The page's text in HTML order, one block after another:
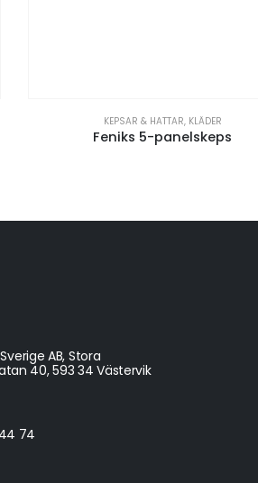
KEPSAR & HATTAR, KLÄDER
Feniks 5-panelskeps
AB, Stora
40, 593 34 Västervik
74